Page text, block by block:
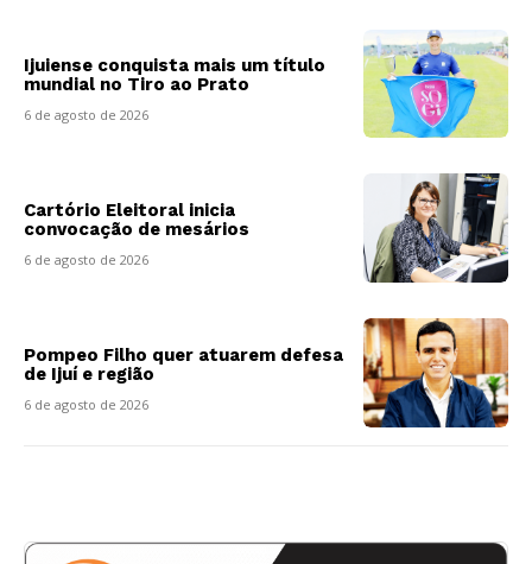
Ijuiense conquista mais um título
mundial no Tiro ao Prato
6 de agosto de 2026
Cartório Eleitoral inicia
convocação de mesários
6 de agosto de 2026
Pompeo Filho quer atuarem defesa
de Ijuí e região
6 de agosto de 2026